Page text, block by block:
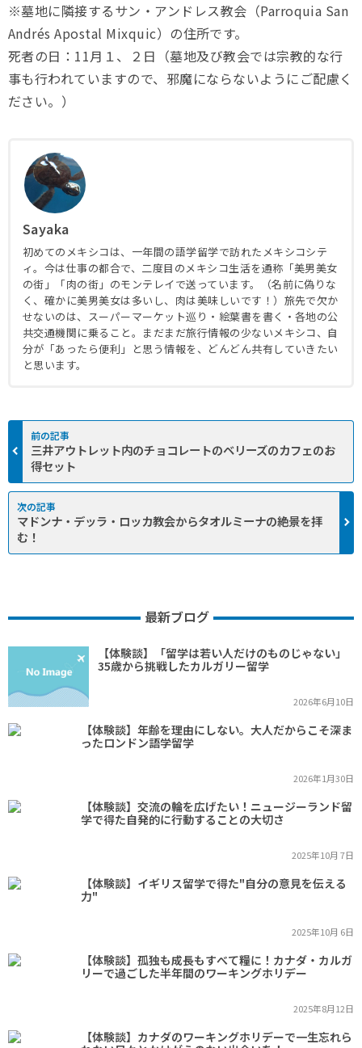
※墓地に隣接するサン・アンドレス教会（Parroquia San
Andrés Apostal Mixquic）の住所です。
死者の日：11月１、２日（墓地及び教会では宗教的な行
事も行われていますので、邪魔にならないようにご配慮く
ださい。）
Sayaka
初めてのメキシコは、一年間の語学留学で訪れたメキシコシテ
ィ。今は仕事の都合で、二度目のメキシコ生活を通称「美男美女
の街」「肉の街」のモンテレイで送っています。（名前に偽りな
く、確かに美男美女は多いし、肉は美味しいです！）旅先で欠か
せないのは、スーパーマーケット巡り・絵葉書を書く・各地の公
共交通機関に乗ること。まだまだ旅行情報の少ないメキシコ、自
分が「あったら便利」と思う情報を、どんどん共有していきたい
と思います。
三井アウトレット内のチョコレートのベリーズのカフェのお
得セット
マドンナ・デッラ・ロッカ教会からタオルミーナの絶景を拝
む！
最新ブログ
【体験談】「留学は若い人だけのものじゃない」
35歳から挑戦したカルガリー留学
2026年6月10日
【体験談】年齢を理由にしない。大人だからこそ深ま
ったロンドン語学留学
2026年1月30日
【体験談】交流の輪を広げたい！ニュージーランド留
学で得た自発的に行動することの大切さ
2025年10月 7日
【体験談】イギリス留学で得た"自分の意見を伝える
力"
2025年10月 6日
【体験談】孤独も成長もすべて糧に！カナダ・カルガ
リーで過ごした半年間のワーキングホリデー
2025年8月12日
【体験談】カナダのワーキングホリデーで一生忘れら